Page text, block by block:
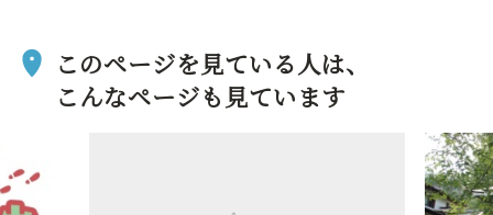
このページを見ている人は、
こんなページも見ています